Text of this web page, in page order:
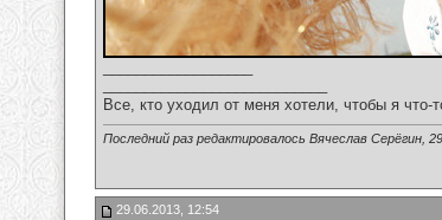
Все, кто уходил от меня хотели, чтобы я
Последний раз редактировалось Вячеслав Серёгин,
29.06.2013, 12:54